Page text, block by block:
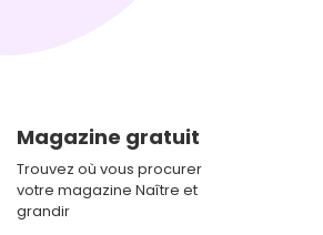
Magazine gratuit
Trouvez où vous procurer
votre magazine Naître et
grandir